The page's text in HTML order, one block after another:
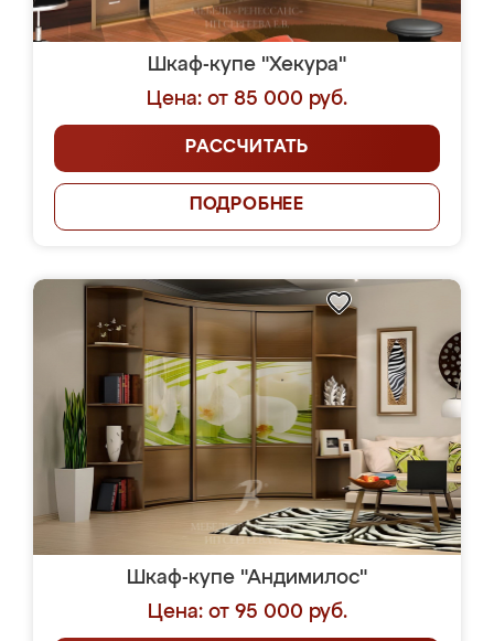
Шкаф-купе "Хекура"
Цена: от 85 000 руб.
РАССЧИТАТЬ
ПОДРОБНЕЕ
Шкаф-купе "Андимилос"
Цена: от 95 000 руб.